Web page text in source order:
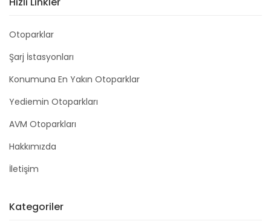
Otoparklar
Şarj İstasyonları
Konumuna En Yakın Otoparklar
Yediemin Otoparkları
AVM Otoparkları
Hakkımızda
İletişim
Kategoriler